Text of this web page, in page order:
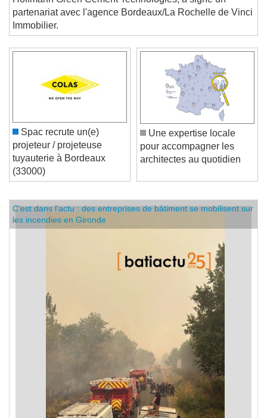
Hoffmann Green Cement Technologies, a signé un
partenariat avec l'agence Bordeaux/La Rochelle de Vinci
Immobilier.
Spac recrute un(e)
projeteur / projeteuse
tuyauterie à Bordeaux
(33000)
Une expertise locale
pour accompagner les
C'est dans l'actu : des entreprises de bâtiment se mobilisent sur
les incendies en Gironde